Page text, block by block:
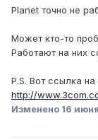
Planet точно не
Может кто-то
Работают на них
P.S. Вот ссылка
http://
Изменено 16